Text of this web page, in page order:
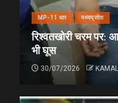
MP-11 धार मध्यप्रदेश
रिश्वतखोरी चरम पर:
भी घूस
30/07/2026